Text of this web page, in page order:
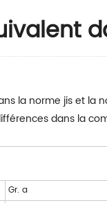
la norme jis et
dans la
Gr. a